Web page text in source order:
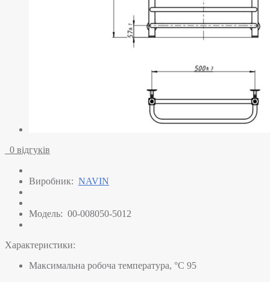
0 відгуків
Виробник: NAVIN
Модель: 00-008050-5012
Характеристики:
Максимальна робоча температура, °C 95